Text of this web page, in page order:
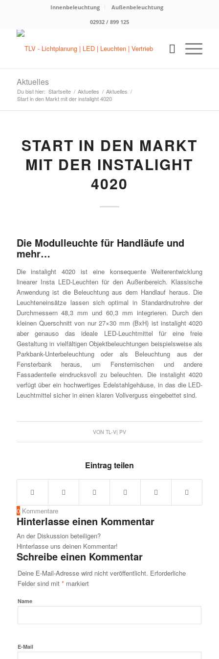
Innenbeleuchtung
Außenbeleuchtung
02932 / 899 125
Aktuelles
Du bist hier: Startseite / Aktuelles / Aktuelles /
Start in den Markt mit der instalight 4020
START IN DEN MARKT
MIT DER INSTALIGHT
4020
Die Modulleuchte für Handläufe und
mehr…
Die instalight 4020 ist eine konsequente Weiterentwicklung
linearer Insta LED-Leuchten für den Außenbereich. Klassische
Anwendung ist die Beleuchtung aus dem Handlauf heraus. Die
Leuchteneinsätze lassen sich optimal in Standardnutrohre der
Durchmessern 48,3 mm und 60,3 mm integrieren. Durch den
kleinen Querschnitt von nur 27×30 mm (BxH) ist instalight 4020
aber genauso das ideale LED-Leuchtmittel für eine freie
Gestaltung in vielfältigen Objektbeleuchtungen beispielsweise als
Parkbank-Unterbeleuchtung oder als Beleuchtung aus der
Fensterbank heraus, um Fensternischen und andere
Fassadenteile eindrucksvoll zu beleuchten. Die instalight 4020
verfügt über ein hochwertiges Edelstahlgehäuse, in das die LED-
Leuchtmittel sicher in einen klaren Vollverguss eingebettet sind.
VON TL-V| PV
Eintrag teilen
0 Kommentare
Hinterlasse einen Kommentar
An der Diskussion beteiligen?
Hinterlasse uns deinen Kommentar!
Schreibe einen Kommentar
Deine E-Mail-Adresse wird nicht veröffentlicht. Erforderliche
Felder sind mit *markiert
Name
E-Mail